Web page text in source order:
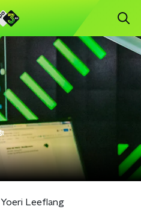
Yoeri Leeflang